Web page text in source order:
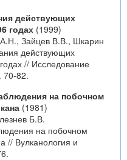
действующих
годах (1999)
Зайцев В.В., Шкарин
действующих
// Исследование
70-82.
на побочном
(1981)
Б.В.
на побочном
// Вулканология и